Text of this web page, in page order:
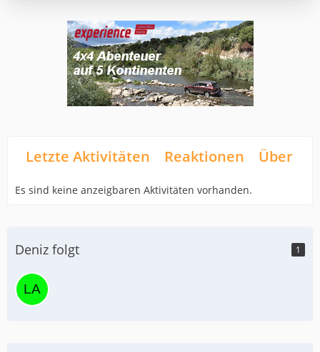
Letzte Aktivitäten Reaktionen Über
Es sind keine anzeigbaren Aktivitäten vorhanden.
Deniz folgt 1